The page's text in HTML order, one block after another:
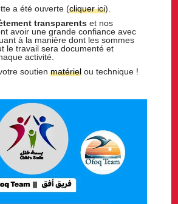
a été ouverte (cliquer ici).
transparents et nos
avoir une grande confiance avec
à la manière dont les sommes
le travail sera documenté et
activité.
soutienmatériel ou technique !